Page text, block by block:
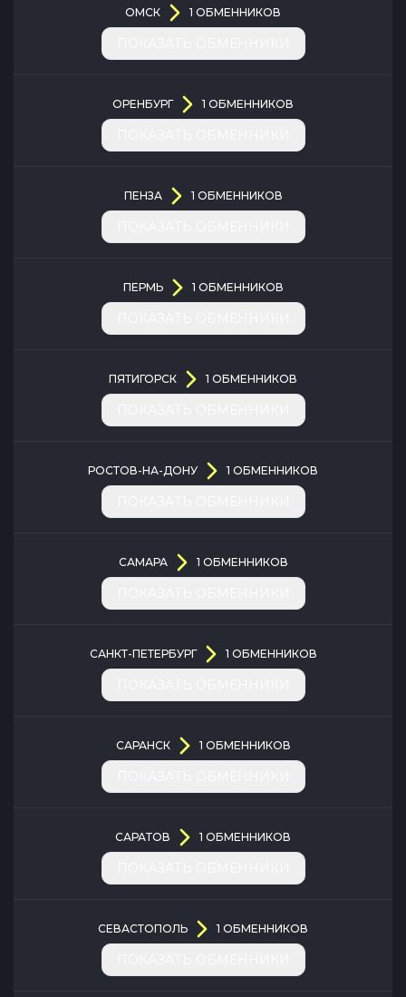
ОМСК 1 ОБМЕННИКОВ
ОРЕНБУРГ 1 ОБМЕННИКОВ
ПЕНЗА 1 ОБМЕННИКОВ
ПЕРМЬ 1 ОБМЕННИКОВ
ПЯТИГОРСК 1 ОБМЕННИКОВ
РОСТОВ-НА-ДОНУ 1 ОБМЕННИКОВ
САМАРА 1 ОБМЕННИКОВ
САНКТ-ПЕТЕРБУРГ 1 ОБМЕННИКОВ
САРАНСК 1 ОБМЕННИКОВ
САРАТОВ 1 ОБМЕННИКОВ
СЕВАСТОПОЛЬ 1 ОБМЕННИКОВ